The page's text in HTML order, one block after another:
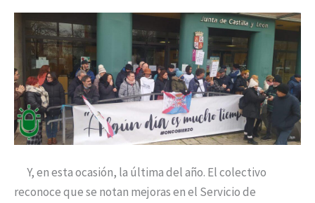
Y, en esta ocasión, la última del año. El colectivo
reconoce que se notan mejoras en el Servicio de